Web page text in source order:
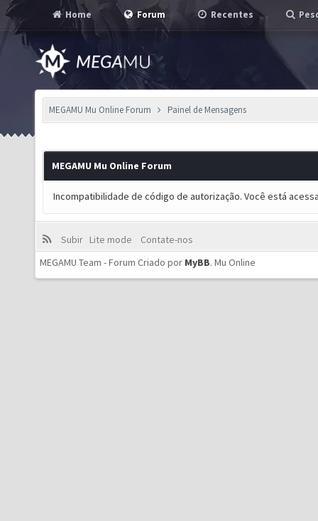
Home Forum Recentes
MEGAMU Mu Online Forum Painel de Mensagens
MEGAMU Mu Online Forum
Incompatibilidade de código de autorização. Você está
Subir Lite mode
Contate-nos
MEGAMU Team - Forum Criado por MyBB. Mu Online